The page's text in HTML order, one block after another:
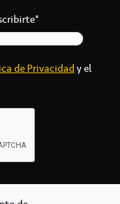
de Privacidady el